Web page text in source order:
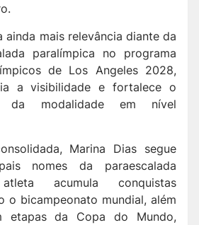
ainda mais relevância diante da
paralímpica no programa
de Los Angeles 2028,
a visibilidade e fortalece o
da modalidade em nível
Marina Dias segue
nomes da paraescalada
acumula conquistas
o bicampeonato mundial, além
etapas da Copa do Mundo,